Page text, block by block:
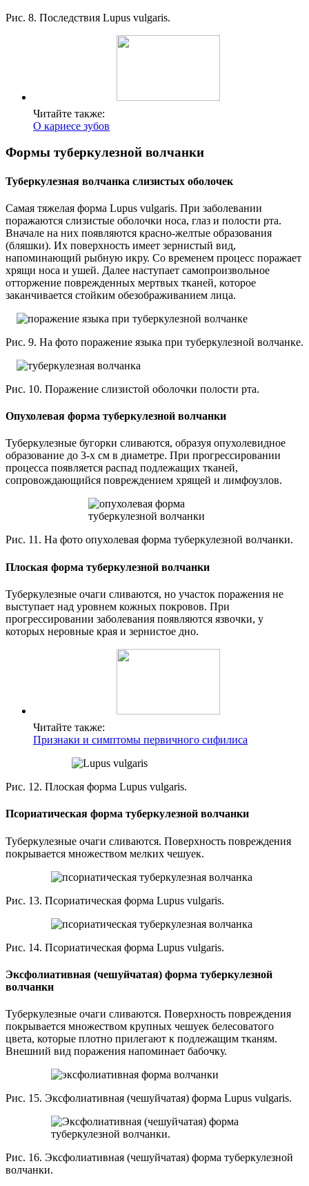
Рис. 8. Последствия Lupus vulgaris.
Читайте также:
О кариесе зубов
Формы туберкулезной волчанки
Туберкулезная волчанка слизистых оболочек
Самая тяжелая форма Lupus vulgaris. При заболевании
поражаются слизистые оболочки носа, глаз и полости рта.
Вначале на них появляются красно-желтые образования
(бляшки). Их поверхность имеет зернистый вид,
напоминающий рыбную икру. Со временем процесс поражает
хрящи носа и ушей. Далее наступает самопроизвольное
отторжение поврежденных мертвых тканей, которое
заканчивается стойким обезображиванием лица.
Рис. 9. На фото поражение языка при туберкулезной волчанке.
Рис. 10. Поражение слизистой оболочки полости рта.
Опухолевая форма туберкулезной волчанки
Туберкулезные бугорки сливаются, образуя опухолевидное
образование до 3-х см в диаметре. При прогрессировании
процесса появляется распад подлежащих тканей,
сопровождающийся повреждением хрящей и лимфоузлов.
Рис. 11. На фото опухолевая форма туберкулезной волчанки.
Плоская форма туберкулезной волчанки
Туберкулезные очаги сливаются, но участок поражения не
выступает над уровнем кожных покровов. При
прогрессировании заболевания появляются язвочки, у
которых неровные края и зернистое дно.
Читайте также:
Признаки и симптомы первичного сифилиса
Рис. 12. Плоская форма Lupus vulgaris.
Псориатическая форма туберкулезной волчанки
Туберкулезные очаги сливаются. Поверхность повреждения
покрывается множеством мелких чешуек.
Рис. 13. Псориатическая форма Lupus vulgaris.
Рис. 14. Псориатическая форма Lupus vulgaris.
Эксфолиативная (чешуйчатая) форма туберкулезной
волчанки
Туберкулезные очаги сливаются. Поверхность повреждения
покрывается множеством крупных чешуек белесоватого
цвета, которые плотно прилегают к подлежащим тканям.
Внешний вид поражения напоминает бабочку.
Рис. 15. Эксфолиативная (чешуйчатая) форма Lupus vulgaris.
Рис. 16. Эксфолиативная (чешуйчатая) форма туберкулезной
волчанки.